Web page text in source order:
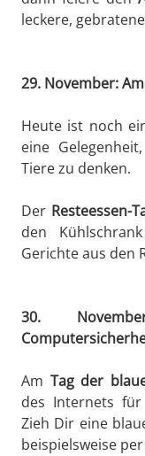
leckere,
29. November:
Heute ist noch
eine
Tiere zu denken.
Der Resteessen-
den
Gerichte aus den
30.
Am Tag der
des Internets für
Zieh Dir eine
beispielsweise